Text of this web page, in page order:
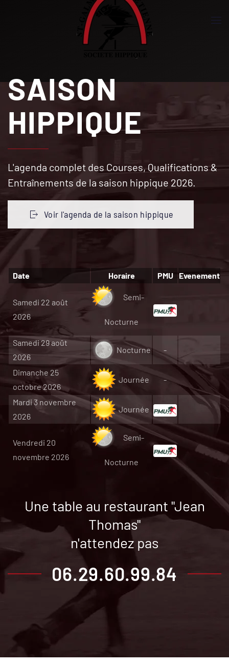
Accéder au contenu principal
SAISON
HIPPIQUE
L'agenda complet des Courses, Qualifications &
Entraînements de la saison hippique 2026.
Voir l'agenda de la saison hippique
Date Horaire PMU Evenement
Samedi 22 août
2026
Semi-
Nocturne
Samedi 29 août
2026
Nocturne -
Dimanche 25
octobre 2026
Journée -
Mardi 3 novembre
2026
Journée
Vendredi 20
novembre 2026
Semi-
Nocturne
Une table au restaurant "Jean
Thomas"
n'attendez pas
06.29.60.99.84